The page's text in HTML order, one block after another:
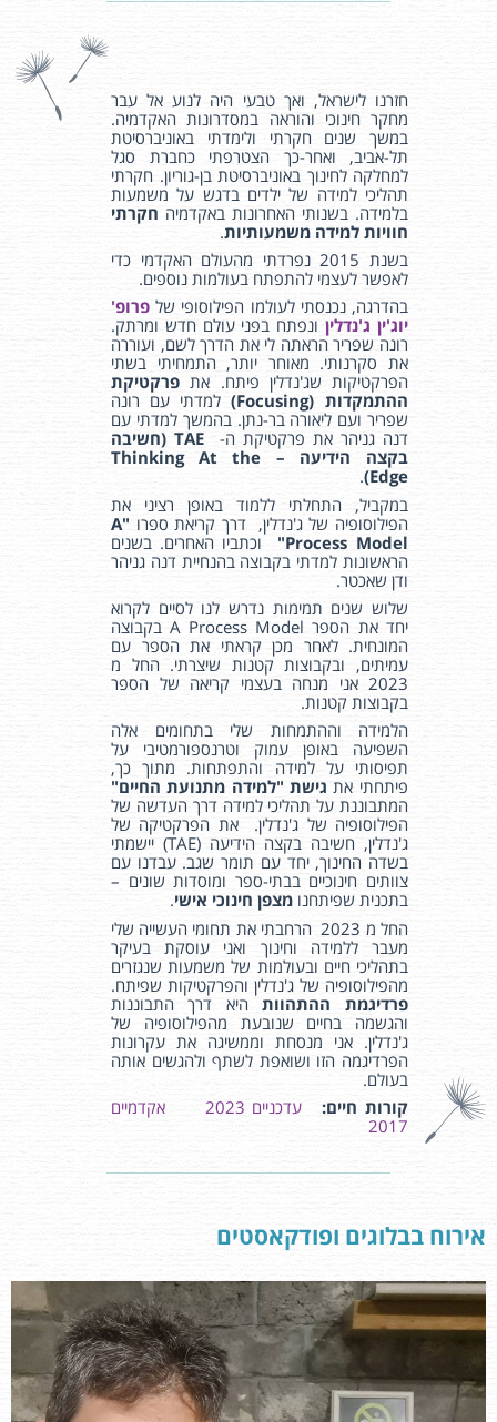
חזרנו לישראל, ואך טבעי היה לנוע אל עבר
מחקר חינוכי והוראה במסדרונות האקדמיה.
במשך שנים חקרתי ולימדתי באוניברסיטת
תל-אביב, ואחר-כך הצטרפתי כחברת סגל
למחלקה לחינוך באוניברסיטת בן-גוריון. חקרתי
תהליכי למידה של ילדים בדגש על משמעות
בלמידה. בשנותי האחרונות באקדמיה חקרתי
חוויות למידה משמעותיות.
בשנת 2015 נפרדתי מהעולם האקדמי כדי
לאפשר לעצמי להתפתח בעולמות נוספים.
בהדרגה, נכנסתי לעולמו הפילוסופי של פרופ'
יוג'ין ג'נדלין ונפתח בפני עולם חדש ומרתק.
רונה שפריר הראתה לי את הדרך לשם, ועוררה
את סקרנותי. מאוחר יותר, התמחיתי בשתי
הפרקטיקות שג'נדלין פיתח. את פרקטיקת
ההתמקדות (Focusing)
למדתי עם רונה
שפריר ועם ליאורה בר-נתן. בהמשך למדתי עם
דנה גניהר את פרקטיקת ה- TAE
(חשיבה
בקצה הידיעה – Thinking At the
Edge)
.
במקביל, התחלתי ללמוד באופן רציני את
הפילוסופיה של ג'נדלין, דרך קריאת ספרו
"A
Process Model"
וכתביו האחרים. בשנים
הראשונות למדתי בקבוצה בהנחיית דנה גניהר
ודן שאכטר.
שלוש שנים תמימות נדרש לנו לסיים לקרוא
יחד את הספר A Process Model בקבוצה
המונחית. לאחר מכן קראתי את הספר עם
עמיתים, ובקבוצות קטנות שיצרתי. החל מ
2023 אני מנחה בעצמי קריאה של הספר
בקבוצות קטנות.
הלמידה וההתמחות שלי בתחומים אלה
השפיעה באופן עמוק וטרנספורמטיבי על
תפיסותי על למידה והתפתחות. מתוך כך,
פיתחתי את גישת "למידה מתנועת החיים"
המתבוננת על תהליכי למידה דרך העדשה של
הפילוסופיה של ג'נדלין. את הפרקטיקה של
ג'נדלין, חשיבה בקצה הידיעה (TAE) יישמתי
בשדה החינוך, יחד עם תומר שגב. עבדנו עם
צוותים חינוכיים בבתי-ספר ומוסדות שונים –
בתכנית שפיתחנו מצפן חינוכי אישי.
החל מ 2023 הרחבתי את תחומי העשייה שלי
מעבר ללמידה וחינוך ואני עוסקת בעיקר
בתהליכי חיים ובעולמות של משמעות שנגזרים
מהפילוסופיה של ג'נדלין והפרקטיקות שפיתח.
פרדיגמת ההתהוות היא דרך התבוננות
והגשמה בחיים שנובעת מהפילוסופיה של
ג'נדלין. אני מנסחת וממשיגה את עקרונות
הפרדיגמה הזו ושואפת לשתף ולהגשים אותה
בעולם.
קורות חיים: עדכניים 2023
אקדמיים
2017
אירוח בבלוגים ופודקאסטים